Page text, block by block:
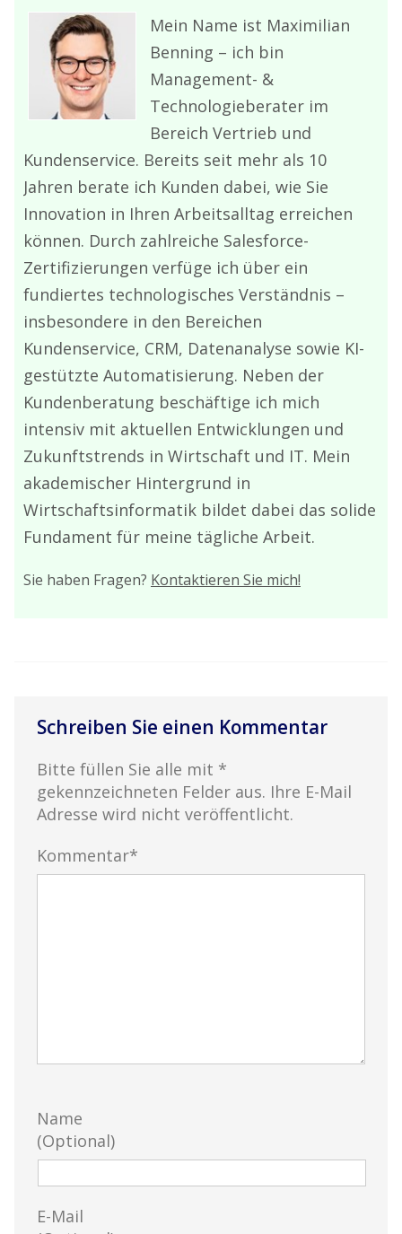
Mein Name ist Maximilian
Benning – ich bin
Management- &
Technologieberater im
Bereich Vertrieb und
Kundenservice. Bereits seit mehr als 10
Jahren berate ich Kunden dabei, wie Sie
Innovation in Ihren Arbeitsalltag erreichen
können. Durch zahlreiche Salesforce-
Zertifizierungen verfüge ich über ein
fundiertes technologisches Verständnis –
insbesondere in den Bereichen
Kundenservice, CRM, Datenanalyse sowie KI-
gestützte Automatisierung. Neben der
Kundenberatung beschäftige ich mich
intensiv mit aktuellen Entwicklungen und
Zukunftstrends in Wirtschaft und IT. Mein
akademischer Hintergrund in
Wirtschaftsinformatik bildet dabei das solide
Fundament für meine tägliche Arbeit.
Sie haben Fragen? Kontaktieren Sie mich!
Schreiben Sie einen Kommentar
Bitte füllen Sie alle mit *
gekennzeichneten Felder aus. Ihre E-Mail
Adresse wird nicht veröffentlicht.
Kommentar*
Name
(Optional)
E-Mail